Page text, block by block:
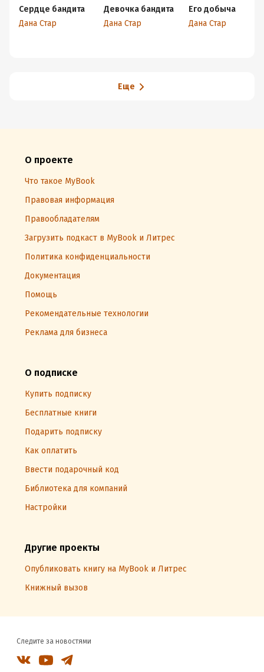
Сердце бандита
Дана Стар
Девочка бандита
Дана Стар
Его добыча
Дана Стар
Еще
О проекте
Что такое MyBook
Правовая информация
Правообладателям
Загрузить подкаст в MyBook и Литрес
Политика конфиденциальности
Документация
Помощь
Рекомендательные технологии
Реклама для бизнеса
О подписке
Купить подписку
Бесплатные книги
Подарить подписку
Как оплатить
Ввести подарочный код
Библиотека для компаний
Настройки
Другие проекты
Опубликовать книгу на MyBook и Литрес
Книжный вызов
Следите за новостями